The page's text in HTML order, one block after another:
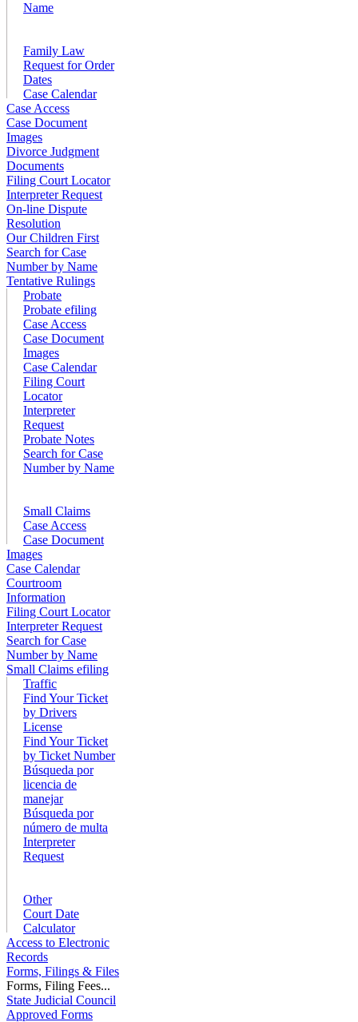
Name
Family Law
Request for Order
Dates
Case Calendar
Case Access
Case Document
Images
Divorce Judgment
Documents
Filing Court Locator
Interpreter Request
On-line Dispute
Resolution
Our Children First
Search for Case
Number by Name
Tentative Rulings
Probate
Probate efiling
Case Access
Case Document
Images
Case Calendar
Filing Court
Locator
Interpreter
Request
Probate Notes
Search for Case
Number by Name
Small Claims
Case Access
Case Document
Images
Case Calendar
Courtroom
Information
Filing Court Locator
Interpreter Request
Search for Case
Number by Name
Small Claims efiling
Traffic
Find Your Ticket
by Drivers
License
Find Your Ticket
by Ticket Number
Búsqueda por
licencia de
manejar
Búsqueda por
número de multa
Interpreter
Request
Other
Court Date
Calculator
Access to Electronic
Records
Forms, Filings & Files
Forms, Filing Fees...
State Judicial Council
Approved Forms